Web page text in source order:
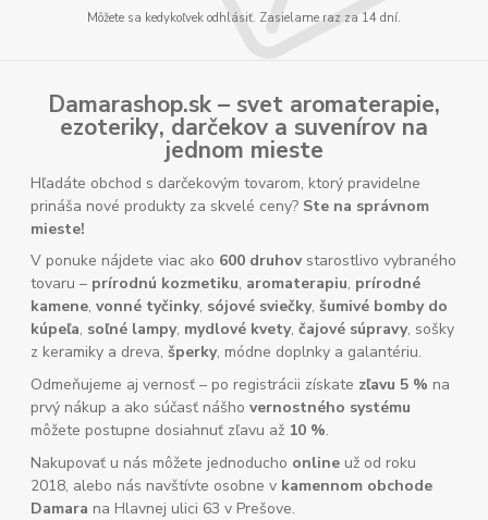
Môžete sa kedykoľvek odhlásiť. Zasielame raz za 14 dní.
Damarashop.sk – svet aromaterapie,
ezoteriky, darčekov a suvenírov na
jednom mieste
Hľadáte obchod s darčekovým tovarom, ktorý pravidelne
prináša nové produkty za skvelé ceny? Ste na správnom
mieste!
V ponuke nájdete viac ako 600 druhovstarostlivo vybraného
tovaru – prírodnú kozmetiku, aromaterapiu, prírodné
kamene,vonné tyčinky, sójové sviečky,šumivé bomby do
kúpeľa, soľné lampy, mydlové kvety,čajové súpravy, sošky
z keramiky a dreva,šperky, módne doplnky a galantériu.
Odmeňujeme aj vernosť – po registrácii získate zľavu 5 % na
prvý nákup a ako súčasť nášhovernostného systému
môžete postupne dosiahnuť zľavu až 10 %.
Nakupovať u nás môžete jednoducho online už od roku
2018, alebo nás navštívte osobne v kamennom obchode
Damara na Hlavnej ulici 63 v Prešove.